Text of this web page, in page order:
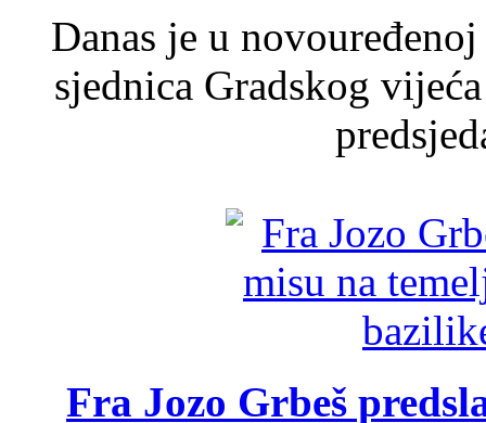
Danas je u
sjednica Gradskog
Fra Jozo Grbeš